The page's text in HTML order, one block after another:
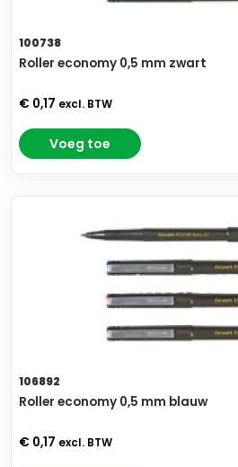
100738
Roller economy 0,5 mm zwart
€ 0,17 excl. BTW
Voeg toe
106892
Roller economy 0,5 mm blauw
€ 0,17 excl. BTW